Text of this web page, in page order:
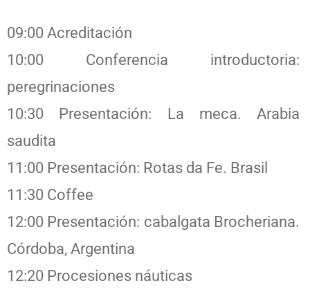
09:00 Acreditación
10:00 Conferencia introductoria:
peregrinaciones
10:30 Presentación: La meca. Arabia
saudita
11:00 Presentación: Rotas da Fe. Brasil
11:30 Coffee
12:00 Presentación: cabalgata Brocheriana.
Córdoba, Argentina
12:20 Procesiones náuticas